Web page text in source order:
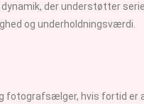
der understøtter
og underholdningsværdi.
fotografsælger, hvis fortid